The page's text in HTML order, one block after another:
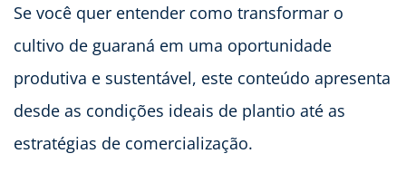
Se você quer entender como transformar o
cultivo de guaraná em uma oportunidade
produtiva e sustentável, este conteúdo apresenta
desde as condições ideais de plantio até as
estratégias de comercialização.